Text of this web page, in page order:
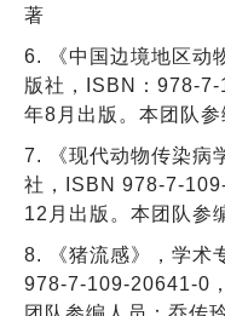
著
6. 《中国边境地区动
版社，ISBN：978-
年8月出版。本团队
7. 《现代动物传染病
社，ISBN 978-7-
12月出版。本团队参
8. 《猪流感》，学术
978-7-109-20641-0